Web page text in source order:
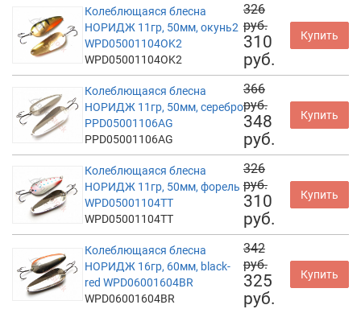
Колеблющаяся блесна
НОРИДЖ 11гр, 50мм, окунь2
WPD05001104OK2
WPD05001104OK2
326
руб.
310
руб.
Купить
Колеблющаяся блесна
НОРИДЖ 11гр, 50мм, серебро
PPD05001106AG
PPD05001106AG
366
руб.
348
руб.
Купить
Колеблющаяся блесна
НОРИДЖ 11гр, 50мм, форель
WPD05001104TT
WPD05001104TT
326
руб.
310
руб.
Купить
Колеблющаяся блесна
НОРИДЖ 16гр, 60мм, black-
red WPD06001604BR
WPD06001604BR
342
руб.
325
руб.
Купить